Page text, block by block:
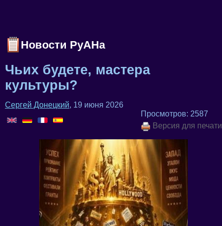
Новости РуАНа
Чьих будете, мастера
культуры?
Сергей Донецкий, 19 июня 2026
Просмотров: 2587
Версия для печати